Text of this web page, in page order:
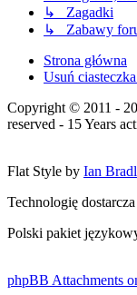
↳ Zagadki
↳ Zabawy
Strona główna
Usuń
Copyright © 2011 -
reserved - 15 Years
Flat Style by Ian
Technologię dostarcza
Polski pakiet
phpBB Attachments